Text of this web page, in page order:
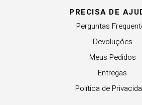
PRECISA DE
Perguntas
Devoluções
Meus Pedidos
Entregas
Política de